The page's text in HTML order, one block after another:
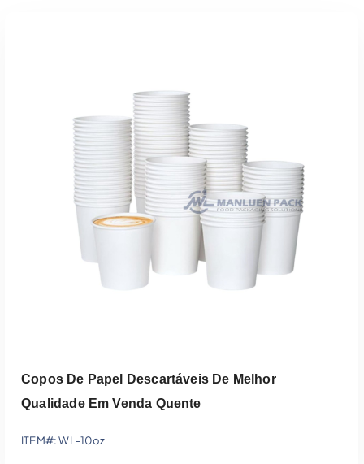
Copos De Papel Descartáveis De Melhor
Qualidade Em Venda Quente
ITEM#: WL-10oz